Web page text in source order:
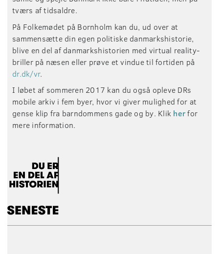
tværs af tidsaldre.
På Folkemødet på Bornholm kan du, ud over at
sammensætte din egen politiske danmarkshistorie,
blive en del af danmarkshistorien med virtual reality-
briller på næsen eller prøve et vindue til fortiden på
dr.dk/vr.
I løbet af sommeren 2017 kan du også opleve DRs
mobile arkiv i fem byer, hvor vi giver mulighed for at
gense klip fra barndommens gade og by. Klik herfor
mere information.